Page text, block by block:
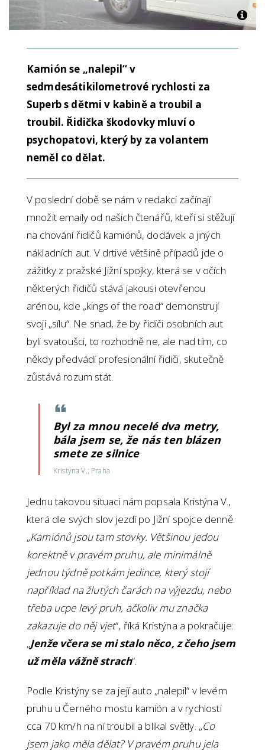
Kamión se „nalepil“ v
sedmdesátikilometrové rychlosti za
Superb s dětmi v kabině a troubil a
troubil. Řidička škodovky mluví o
psychopatovi, který by za volantem
neměl co dělat.
V poslední době se nám v redakci začínají
množit emaily od našich čtenářů, kteří si stěžují
na chování řidičů kamiónů, dodávek a jiných
nákladních aut. V drtivé většině případů jde o
zážitky z pražské Jižní spojky, která se v očích
některých řidičů stává jakousi otevřenou
arénou, kde „kings of the road“ demonstrují
svoji „sílu“. Ne snad, že by řidiči osobních aut
byli svatoušci, to rozhodně ne, ale nad tím, co
někdy předvádí profesionální řidiči, skutečně
zůstává rozum stát.
Byl za mnou necelé dva metry,
bála jsem se, že nás ten blázen
smete ze silnice
Kristýna V.; Praha
Jednu takovou situaci nám popsala Kristýna V.,
která dle svých slov jezdí po Jižní spojce denně.
„Kamiónů jsou tam stovky. Většinou jedou
korektně v pravém pruhu, ale minimálně
jednou týdně potkám jedince, který stojí
například na žlutých čarách na výjezdu, nebo
třeba ucpe levý pruh, ačkoliv mu značka
zakazuje do něj vjet“, říká Kristýna a pokračuje:
„Jenže včera se mi stalo něco, z čeho jsem
už měla vážně strach“.
Podle Kristýny se za její auto „nalepil“ v levém
pruhu u Černého mostu kamión a v rychlosti
cca 70 km/h na ní troubil a blikal světly. „Co
jsem jako měla dělat? V pravém pruhu jela